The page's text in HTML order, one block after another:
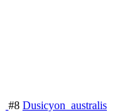
#8 Dusicyon_australis